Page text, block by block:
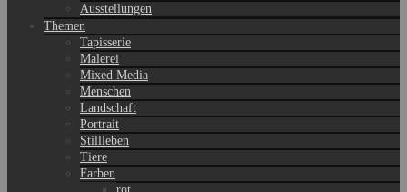
Ausstellungen
Themen
Tapisserie
Malerei
Mixed Media
Menschen
Landschaft
Portrait
Stillleben
Tiere
Farben